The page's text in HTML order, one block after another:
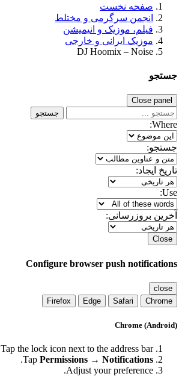
صفحه نخست
انجمن سرگرمی و مختلط
فیلم، موزیک و انیمیشن
موزیک ایرانی و خارجی
DJ Hoomix – Noise
جستجو
Close panel
جستجو
Where:
جستجو:
تاریخ ایجاد:
Use:
آخرین بروزرسانی:
Close
Configure browser push notifications
close
Chrome
Safari
Edge
Firefox
Chrome (Android)
Tap the lock icon next to the address bar.
Tap Permissions → Notifications
.
Adjust your preference.